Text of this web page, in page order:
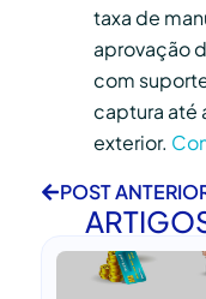
taxa de
aprovação
com
captura até
exterior.
POST